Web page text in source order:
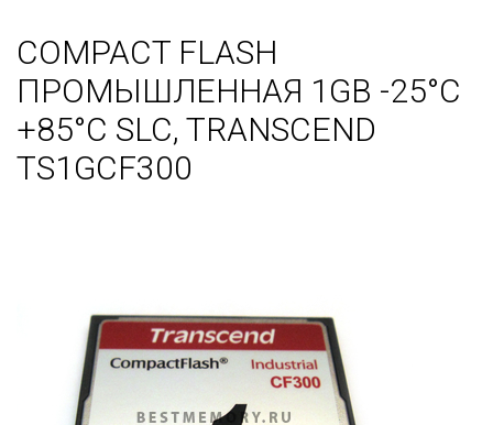
COMPACT FLASH
ПРОМЫШЛЕННАЯ 1GB -25°C
+85°C SLC, TRANSCEND
TS1GCF300